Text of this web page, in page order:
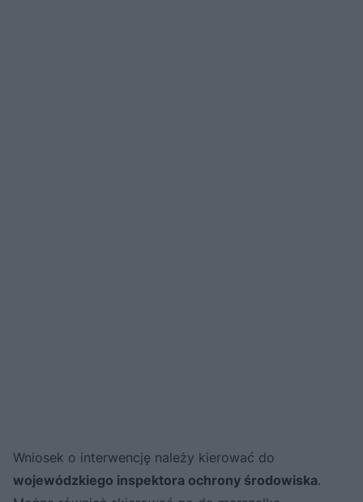
Wniosek o interwencję należy kierować do
wojewódzkiego inspektora ochrony środowiska.